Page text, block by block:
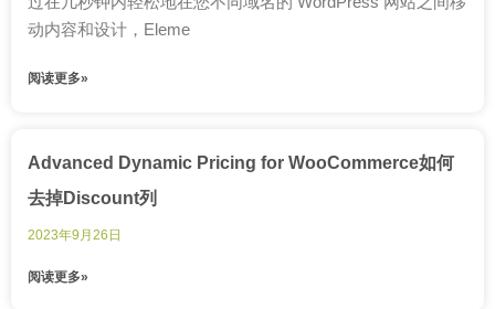
动内容和设计，Eleme
阅读更多»
Advanced Dynamic Pricing for WooCommerce如何
去掉Discount列
2023年9月26日
阅读更多»